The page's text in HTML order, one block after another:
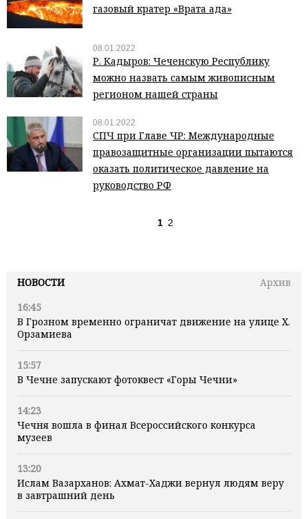
НОВОСТИ
Архив
16:45
В Грозном временно ограничат движение на улице Х.
Орзамиева
15:57
В Чечне запускают фотоквест «Горы Чечни»
14:23
Чечня вошла в финал Всероссийского конкурса
музеев
13:20
Ислам Вазарханов: Ахмат-Хаджи вернул людям веру
в завтрашний день
газовый кратер «Врата ада»
08.01.2022
Р. Кадыров: Чеченскую Республику
можно назвать самым живописным
регионом нашей страны
08.01.2022
СПЧ при Главе ЧР: Международные
правозащитные организации пытаются
оказать политическое давление на
руководство РФ
1 2